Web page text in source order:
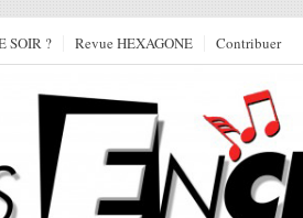
SOIR ? Revue HEXAGONE Contribuer